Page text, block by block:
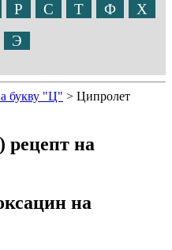
Р С Т Ф
Х
Э
букву "Ц" > Ципролет
рецепт на
на